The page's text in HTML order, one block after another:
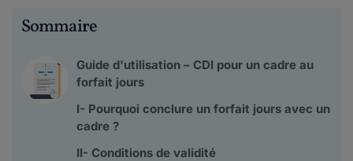
Sommaire
Guide d'utilisation – CDI pour un cadre au
forfait jours
I- Pourquoi conclure un forfait jours avec un
cadre ?
II- Conditions de validité